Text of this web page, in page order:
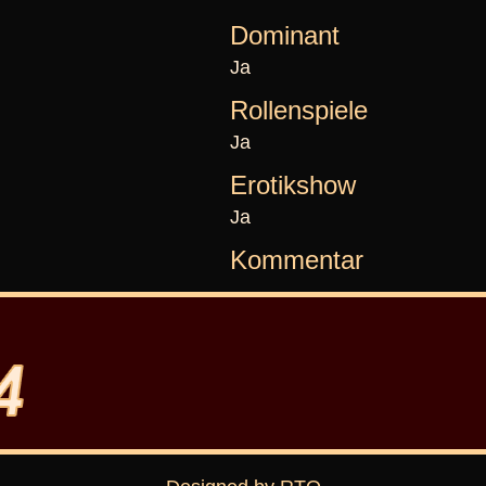
Dominant
Ja
Rollenspiele
Ja
Erotikshow
Ja
Kommentar